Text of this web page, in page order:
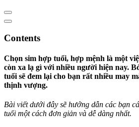
Contents
Chọn sim hợp tuổi, hợp mệnh là một
còn xa lạ gì với nhiều người hiện nay.
tuổi sẽ đem lại cho bạn rất nhiều may
thịnh vượng.
Bài viết dưới đây sẽ hướng dẫn các bạn
tuổi một cách đơn giản và dễ dàng nhất.